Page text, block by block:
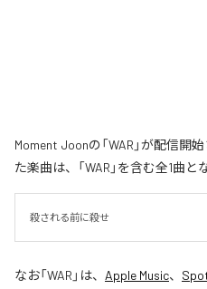
Moment Joonの「WAR」が配信
た楽曲は、「WAR」を含む全1曲と
殺される前に殺せ
なお「WAR 」は、 Apple Music、